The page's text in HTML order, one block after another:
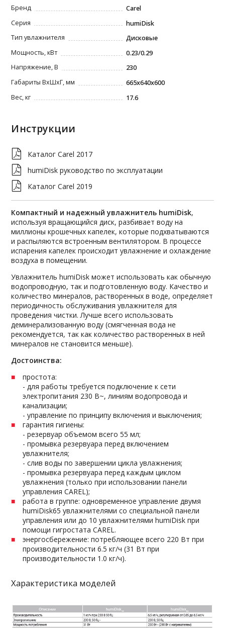
Бренд
Carel
Серия
humiDisk
Тип увлажнителя
Дисковые
Мощность, кВт
0.23/0.29
Напряжение, В
230
Габариты ВxШxГ, мм
665х640x600
Вес, кг
17.6
Инструкции
Каталог Carel 2017
humiDisk руководство по эксплуатации
Каталог Carel 2019
Компактный и надежный увлажнитель humiDisk,
используя вращающийся диск, разбивает воду на
миллионы крошечных капелек, которые подхватываются
и распыляются встроенным вентилятором. В процессе
испарения капелек происходит увлажнение и охлаждение
воздуха в помещении.
Увлажнитель humiDisk может использовать как обычную
водопроводную, так и подготовленную воду. Качество и
количество минералов, растворенных в воде, определяет
периодичность обслуживания увлажнителя для
проведения чистки. Лучше всего использовать
деминерализованную воду (смягченная вода не
рекомендуется, так как количество растворенных в ней
минералов не становится меньше).
Достоинства:
простота:
- для работы требуется подключение к сети
электропитания 230 В~, линиям водопровода и
канализации;
- управление по принципу включения и выключения;
гарантия гигиены:
- резервуар объемом всего 55 мл;
- промывка резервуара перед включением
увлажнителя;
- слив воды по завершении цикла увлажнения;
- промывка резервуара перед каждым циклом
увлажнения (только при использовании панели
управления CAREL);
работа в группе: одновременное управление двумя
humiDisk65 увлажнителями со специальной панели
управления или до 10 увлажнителями humiDisk при
помощи гигростата CAREL.
энергосбережение: потребляющее всего 220 Вт при
производительности 6.5 кг/ч (31 Вт при
производительности 1.0 кг/ч).
Характеристика моделей